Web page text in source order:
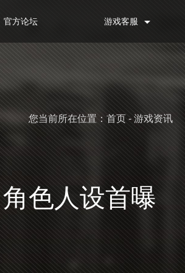
游戏客服
官方论坛
您当前所在位置：首页 - 游戏资讯
色人设首曝